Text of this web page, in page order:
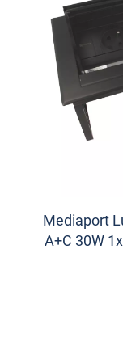
Mediaport
A+C 30W